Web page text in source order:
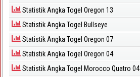
Statistik Angka Togel Oregon 13
Statistik Angka Togel Bullseye
Statistik Angka Togel Oregon 07
Statistik Angka Togel Oregon 04
Statistik Angka Togel Morocco Quatro 04